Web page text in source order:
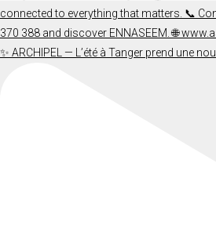
✨ ARCHIPEL — L’été à Tanger prend une nou